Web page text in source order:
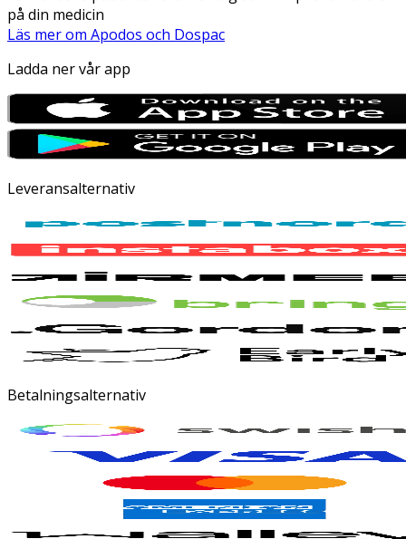
på din medicin
Läs mer om Apodos och Dospac
Ladda ner vår app
Leveransalternativ
Betalningsalternativ